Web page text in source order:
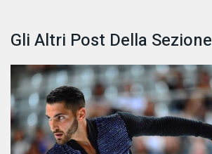
Gli Altri Post Della Sezione